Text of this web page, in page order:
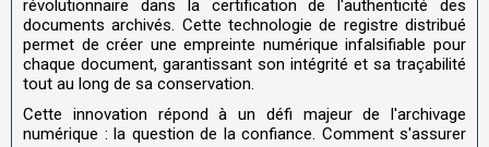
révolutionnaire dans la certification de l'authenticité des
documents archivés. Cette technologie de registre distribué
permet de créer une empreinte numérique infalsifiable pour
chaque document, garantissant son intégrité et sa traçabilité
tout au long de sa conservation.
Cette innovation répond à un défi majeur de l'archivage
numérique : la question de la confiance. Comment s'assurer